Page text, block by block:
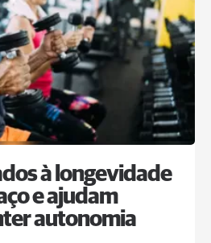
à longevidade
e ajudam
autonomia